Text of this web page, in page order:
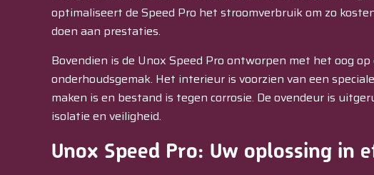
optimaliseert de Speed Pro het stroomverbruik om zo
doen aan prestaties.
Bovendien is de Unox Speed Pro ontworpen met het oog
onderhoudsgemak. Het interieur is voorzien van een
maken is en bestand is tegen corrosie. De ovendeur is
isolatie en veiligheid.
Unox Speed Pro: Uw oplossing in